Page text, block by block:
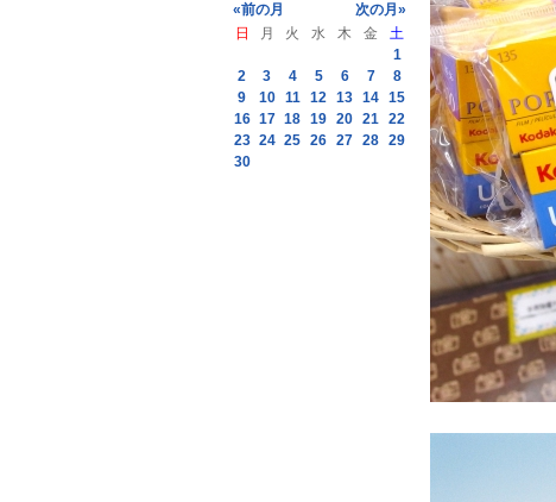
«前の月
次の月»
日
月 火 水 木 金
土
1
2
3 4 5 6 7
8
9
10 11 12 13 14 15
16 17 18 19 20 21 22
23 24 25 26 27 28 29
30